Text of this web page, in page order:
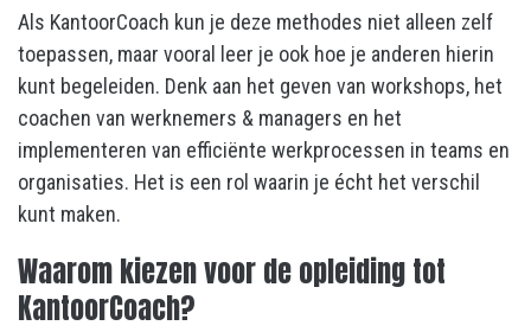
Als KantoorCoach kun je deze methodes niet alleen zelf
toepassen, maar vooral leer je ook hoe je anderen hierin
kunt begeleiden. Denk aan het geven van workshops, het
coachen van werknemers & managers en het
implementeren van efficiënte werkprocessen in teams en
organisaties. Het is een rol waarin je écht het verschil
kunt maken.
Waarom kiezen voor de opleiding tot
KantoorCoach?